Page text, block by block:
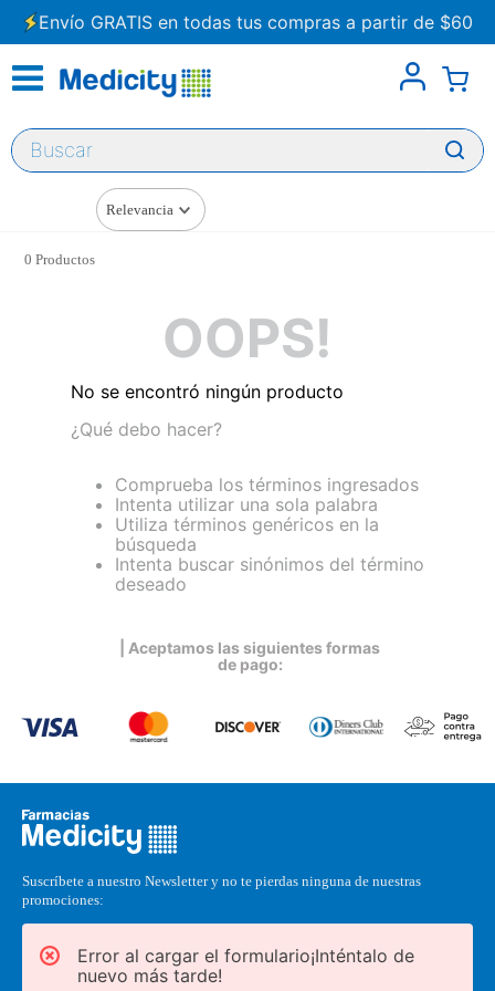
Envío GRATIS en todas tus compras a partir de $60
Buscar
Relevancia
0 Productos
OOPS!
No se encontró ningún producto
¿Qué debo hacer?
Comprueba los términos ingresados
Intenta utilizar una sola palabra
Utiliza términos genéricos en la
búsqueda
Intenta buscar sinónimos del término
deseado
| Aceptamos las siguientes formas
de pago:
Suscríbete a nuestro Newsletter y no te pierdas ninguna de nuestras
promociones:
Error al cargar el formulario¡Inténtalo de
nuevo más tarde!